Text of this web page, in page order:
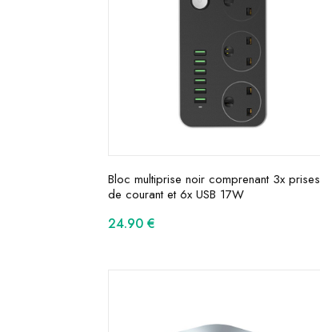
Bloc multiprise noir comprenant 3x prises
de courant et 6x USB 17W
24.90 €